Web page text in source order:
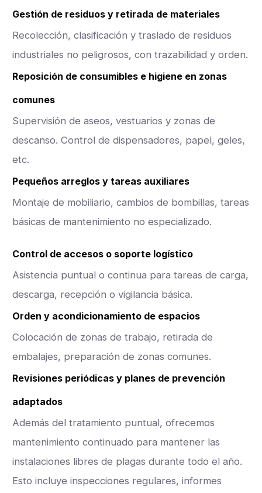
Gestión de residuos y retirada de materiales
Recolección, clasificación y traslado de residuos
industriales no peligrosos, con trazabilidad y orden.
Reposición de consumibles e higiene en zonas
comunes
Supervisión de aseos, vestuarios y zonas de
descanso. Control de dispensadores, papel, geles,
etc.
Pequeños arreglos y tareas auxiliares
Montaje de mobiliario, cambios de bombillas, tareas
básicas de mantenimiento no especializado.
Control de accesos o soporte logístico
Asistencia puntual o continua para tareas de carga,
descarga, recepción o vigilancia básica.
Orden y acondicionamiento de espacios
Colocación de zonas de trabajo, retirada de
embalajes, preparación de zonas comunes.
Revisiones periódicas y planes de prevención
adaptados
Además del tratamiento puntual, ofrecemos
mantenimiento continuado para mantener las
instalaciones libres de plagas durante todo el año.
Esto incluye inspecciones regulares, informes